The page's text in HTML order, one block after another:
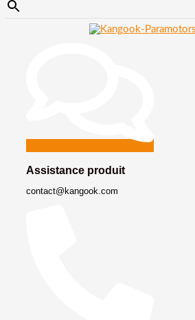
Assistance produit
contact@kangook.com